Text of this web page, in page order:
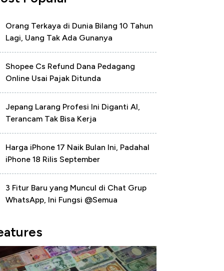
Orang Terkaya di Dunia Bilang 10 Tahun
Lagi, Uang Tak Ada Gunanya
Shopee Cs Refund Dana Pedagang
Online Usai Pajak Ditunda
Jepang Larang Profesi Ini Diganti AI,
Terancam Tak Bisa Kerja
Harga iPhone 17 Naik Bulan Ini, Padahal
iPhone 18 Rilis September
3 Fitur Baru yang Muncul di Chat Grup
WhatsApp, Ini Fungsi @Semua